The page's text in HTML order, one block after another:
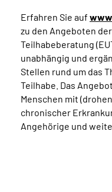
Erfahren Sie auf
zu den Angeboten
Teilhabeberatung
unabhängig und
Stellen rund um das
Teilhabe. Das
Menschen mit
chronischer
Angehörige und